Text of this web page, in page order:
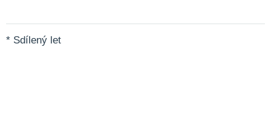
* Sdílený let